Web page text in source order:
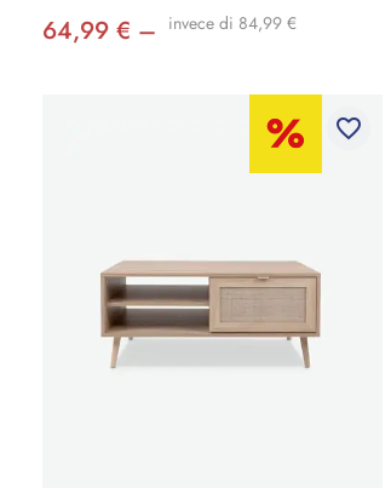
64,99 € – invece di 84,99 €
favorite_border